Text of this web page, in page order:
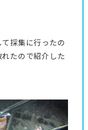
採集に行ったの
たので紹介した